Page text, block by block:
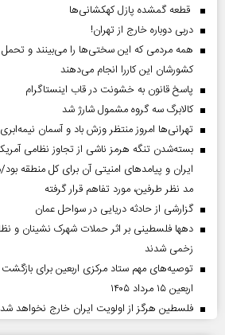
قطعه گمشده پازل کهکشانی‌ها
دربی دوباره خارج از تهران!
همه مردمی که این سختی‌ها را می‌بینند و تحمل
کشورشان این کاررا انجام می‌دهند
پاسخ قانون به خشونت در قاب اینستاگرام
کالابرگ سه گروه مشمول شارژ شد
تهرانی‌ها امروز منتظر وزش باد و آسمان
بسته‌شدن تنگه هرمز ناشی از تجاوز نظامی
ایران و پیامد‌های امنیتی آن برای کل منطقه
مد نظر طرفین، مورد تفاهم قرار گرفته
گزارشی از حادثه دریایی در سواحل عمان
دهها فلسطینی بر اثر حملات شهرک نشینان و
زخمی شدند
توصیه‌های مهم ستاد مرکزی اربعین برای
اربعین ۱۵ مرداد ۱۴۰۵
فلسطین هرگز از اولویت ایران خارج نخواهد شد